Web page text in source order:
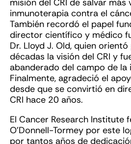
misión del CRI de salvar más
inmunoterapia contra el
También recordó el papel
director científico y médico
Dr. Lloyd J. Old, quien
décadas la visión del CRI y
abanderado del campo de la
Finalmente, agradeció el
desde que se convirtió en
CRI hace 20 años.
El Cancer Research Institute
O’Donnell-Tormey por este
por tantos años de